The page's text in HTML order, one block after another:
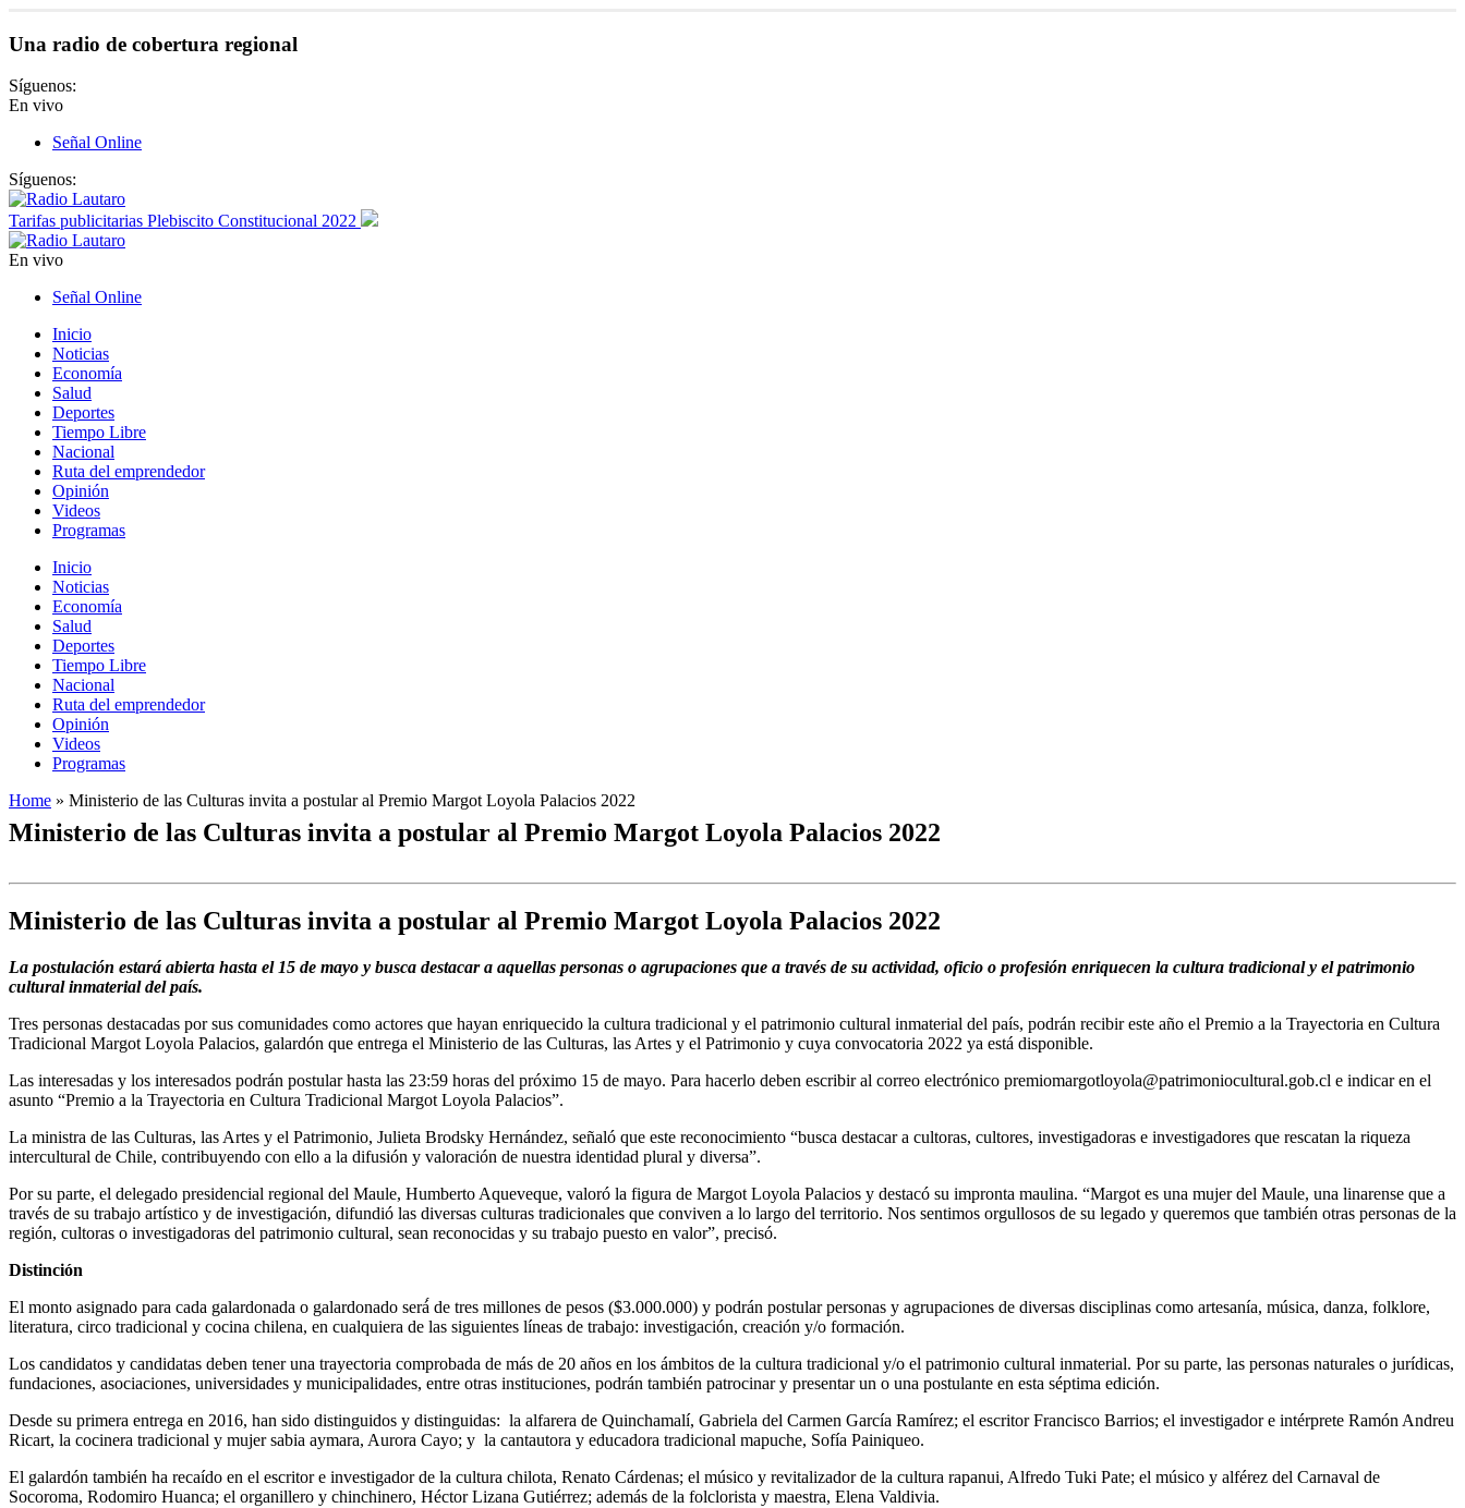
Una radio de cobertura regional
Síguenos:
En vivo
Señal Online
Síguenos:
Tarifas publicitarias Plebiscito Constitucional 2022
En vivo
Señal Online
Inicio
Noticias
Economía
Salud
Deportes
Tiempo Libre
Nacional
Ruta del emprendedor
Opinión
Videos
Programas
Inicio
Noticias
Economía
Salud
Deportes
Tiempo Libre
Nacional
Ruta del emprendedor
Opinión
Videos
Programas
Home » Ministerio de las Culturas invita a postular al Premio Margot Loyola Palacios 2022
Ministerio de las Culturas invita a postular al Premio Margot Loyola Palacios 2022
Ministerio de las Culturas invita a postular al Premio Margot Loyola Palacios 2022
La postulación estará abierta hasta el 15 de mayo y busca destacar a aquellas personas o agrupaciones que a través de su actividad, oficio o profesión enriquecen la cultura tradicional y el patrimonio
cultural inmaterial del país.
Tres personas destacadas por sus comunidades como actores que hayan enriquecido la cultura tradicional y el patrimonio cultural inmaterial del país, podrán recibir este año el Premio a la Trayectoria en Cultura
Tradicional Margot Loyola Palacios, galardón que entrega el Ministerio de las Culturas, las Artes y el Patrimonio y cuya convocatoria 2022 ya está disponible.
Las interesadas y los interesados podrán postular hasta las 23:59 horas del próximo 15 de mayo. Para hacerlo deben escribir al correo electrónico premiomargotloyola@patrimoniocultural.gob.cl e indicar en el
asunto “Premio a la Trayectoria en Cultura Tradicional Margot Loyola Palacios”.
La ministra de las Culturas, las Artes y el Patrimonio, Julieta Brodsky Hernández, señaló que este reconocimiento “busca destacar a cultoras, cultores, investigadoras e investigadores que rescatan la riqueza
intercultural de Chile, contribuyendo con ello a la difusión y valoración de nuestra identidad plural y diversa”.
Por su parte, el delegado presidencial regional del Maule, Humberto Aqueveque, valoró la figura de Margot Loyola Palacios y destacó su impronta maulina. “Margot es una mujer del Maule, una linarense que a
través de su trabajo artístico y de investigación, difundió las diversas culturas tradicionales que conviven a lo largo del territorio. Nos sentimos orgullosos de su legado y queremos que también otras personas de la
región, cultoras o investigadoras del patrimonio cultural, sean reconocidas y su trabajo puesto en valor”, precisó.
Distinción
El monto asignado para cada galardonada o galardonado será́ de tres millones de pesos ($3.000.000) y podrán postular personas y agrupaciones de diversas disciplinas como artesanía, música, danza, folklore,
literatura, circo tradicional y cocina chilena, en cualquiera de las siguientes líneas de trabajo: investigación, creación y/o formación.
Los candidatos y candidatas deben tener una trayectoria comprobada de más de 20 años en los ámbitos de la cultura tradicional y/o el patrimonio cultural inmaterial. Por su parte, las personas naturales o jurídicas,
fundaciones, asociaciones, universidades y municipalidades, entre otras instituciones, podrán también patrocinar y presentar un o una postulante en esta séptima edición.
Desde su primera entrega en 2016, han sido distinguidos y distinguidas: la alfarera de Quinchamalí, Gabriela del Carmen García Ramírez; el escritor Francisco Barrios; el investigador e intérprete Ramón Andreu
Ricart, la cocinera tradicional y mujer sabia aymara, Aurora Cayo; y la cantautora y educadora tradicional mapuche, Sofía Painiqueo.
El galardón también ha recaído en el escritor e investigador de la cultura chilota, Renato Cárdenas; el músico y revitalizador de la cultura rapanui, Alfredo Tuki Pate; el músico y alférez del Carnaval de
Socoroma, Rodomiro Huanca; el organillero y chinchinero, Héctor Lizana Gutiérrez; además de la folclorista y maestra, Elena Valdivia.